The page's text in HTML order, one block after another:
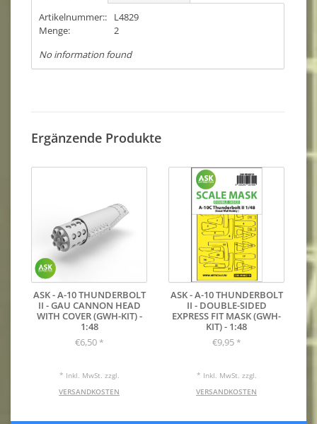
Artikelnummer::
L4829
Menge:
2
No information found
Ergänzende Produkte
ASK - A-10 THUNDERBOLT
II - GAU CANNON HEAD
WITH COVER (GWH-KIT) -
1:48
€6,50 *
* Inkl. MwSt. zzgl.
VERSANDKOSTEN
ASK - A-10 THUNDERBOLT
II - DOUBLE-SIDED
EXPRESS FIT MASK (GWH-
KIT) - 1:48
€9,95 *
* Inkl. MwSt. zzgl.
VERSANDKOSTEN